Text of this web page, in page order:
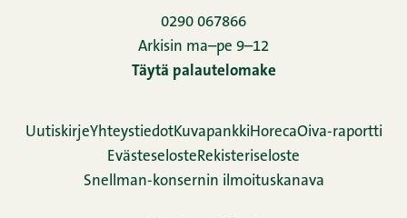
0290 067866
Arkisin ma–pe 9–12
Täytä palautelomake
UutiskirjeYhteystiedotKuvapankki HorecaOiva-raportti
Evästeseloste Rekisteriseloste
Snellman-konsernin ilmoituskanava